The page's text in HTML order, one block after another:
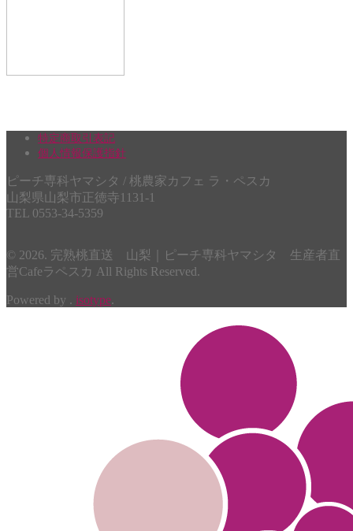
特定商取引表記
個人情報保護指針
ピーチ専科ヤマシタ / 桃農家カフェ ラ・ペスカ
山梨県山梨市正徳寺1131-1
TEL 0553-34-5359
© 2026. 完熟桃直送 山梨｜ピーチ専科ヤマシタ 生産者直
営Cafeラペスカ All Rights Reserved.
Powered by . isotype.